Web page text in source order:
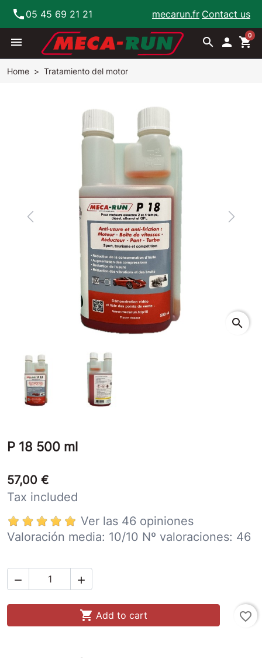
phone 05 45 69 21 21 mecarun.fr Contact us
menu search  shopping_cart
0
Home Tratamiento del motor
Previous Next
search
P 18 500 ml
57,00 €
Tax included
Ver las 46 opiniones
Valoración media: 10/10 Nº valoraciones: 46
 
 Add to cart favorite_border